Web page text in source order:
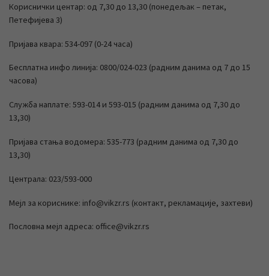
Кориснички центар: од 7,30 до 13,30 (понедељак – петак,
Петефијева 3)
Пријава квара: 534-097 (0-24 часа)
Бесплатна инфо линија: 0800/024-023 (радним данима од 7 до 15
часова)
Служба наплате: 593-014 и 593-015 (радним данима од 7,30 до
13,30)
Пријава стања водомера: 535-773 (радним данима од 7,30 до
13,30)
Централа: 023/593-000
Мејл за кориснике: info@vikzr.rs (контакт, рекламације, захтеви)
Пословна мејл адреса: office@vikzr.rs